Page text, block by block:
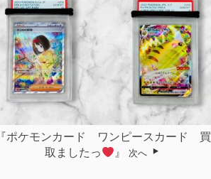
『ポケモンカード ワンピースカード 買
取ましたっ
』 次へ